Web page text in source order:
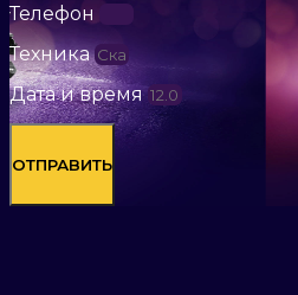
Телефон
Техника
Дата и время
ОТПРАВИТЬ